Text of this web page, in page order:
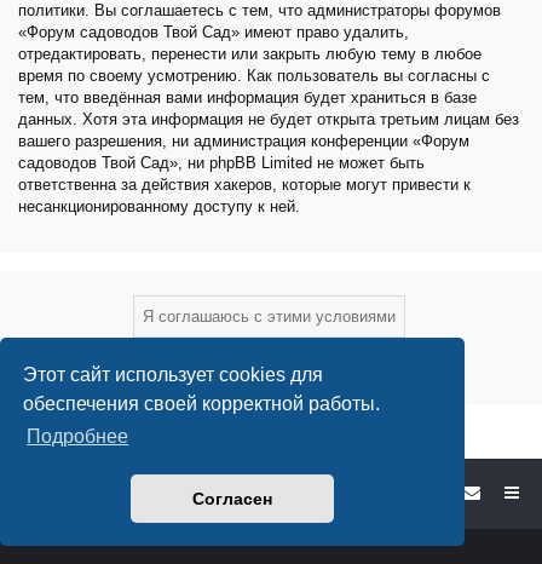
Этот сайт использует cookies для
обеспечения своей корректной работы.
Подробнее
Согласен
политики. Вы соглашаетесь с тем, что администраторы форумов
«Форум садоводов Твой Сад» имеют право удалить,
отредактировать, перенести или закрыть любую тему в любое
время по своему усмотрению. Как пользователь вы согласны с
тем, что введённая вами информация будет храниться в базе
данных. Хотя эта информация не будет открыта третьим лицам без
вашего разрешения, ни администрация конференции «Форум
садоводов Твой Сад», ни phpBB Limited не может быть
ответственна за действия хакеров, которые могут привести к
несанкционированному доступу к ней.
Форум садоводов - список форумов